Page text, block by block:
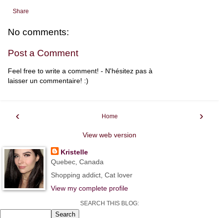
Share
No comments:
Post a Comment
Feel free to write a comment! - N'hésitez pas à
laisser un commentaire! :)
‹ ›
Home
View web version
Kristelle
Quebec, Canada
Shopping addict, Cat lover
View my complete profile
SEARCH THIS BLOG: